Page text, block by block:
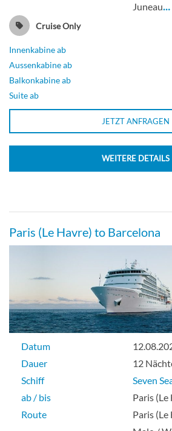
Juneau…
Cruise Only
Innenkabine ab
Aussenkabine ab
Balkonkabine ab
Suite ab
JETZT ANFRAGEN
WEITERE DETAILS
Paris (Le Havre) to Barcelona
Datum
Dauer
12
Schiff
Seven
ab / bis
Paris
Route
Paris (Le